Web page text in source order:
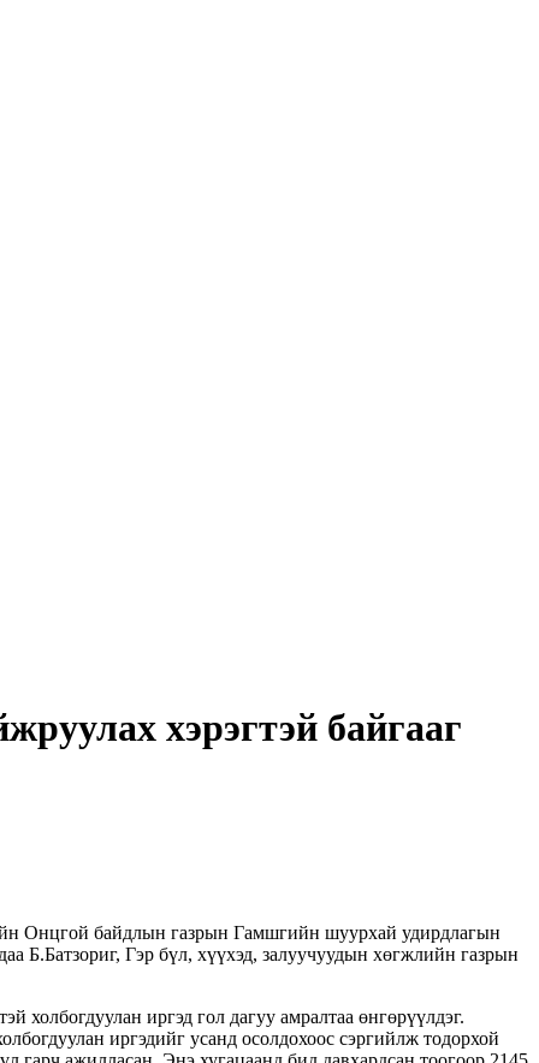
хэрэгтэй байгааг
Онцгой байдлын газрын Гамшгийн шуурхай удирдлагын
Б.Батзориг, Гэр бүл, хүүхэд, залуучуудын хөгжлийн газрын
иргэд гол дагуу амралтаа өнгөрүүлдэг.
иргэдийг усанд осолдохоос сэргийлж тодорхой